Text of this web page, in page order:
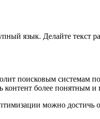
язык. Делайте текст
поисковым системам
более понятным и
можно достичь